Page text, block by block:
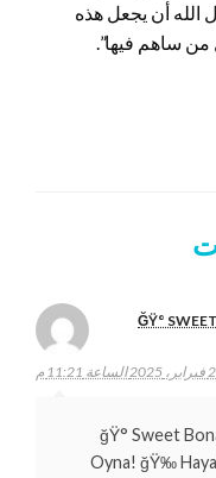
أن يجعل هذه
من ساهم فيها”.
ĞŸ°
2 فبراير، 2025 الساعة 11:21 م
ğŸ° Sweet
Oyna! ğŸ‰